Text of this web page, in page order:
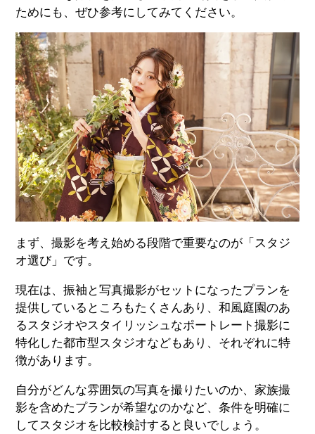
ためにも、ぜひ参考にしてみてください。
まず、撮影を考え始める段階で重要なのが「スタジ
オ選び」です。
現在は、振袖と写真撮影がセットになったプランを
提供しているところもたくさんあり、和風庭園のあ
るスタジオやスタイリッシュなポートレート撮影に
特化した都市型スタジオなどもあり、それぞれに特
徴があります。
自分がどんな雰囲気の写真を撮りたいのか、家族撮
影を含めたプランが希望なのかなど、条件を明確に
してスタジオを比較検討すると良いでしょう。